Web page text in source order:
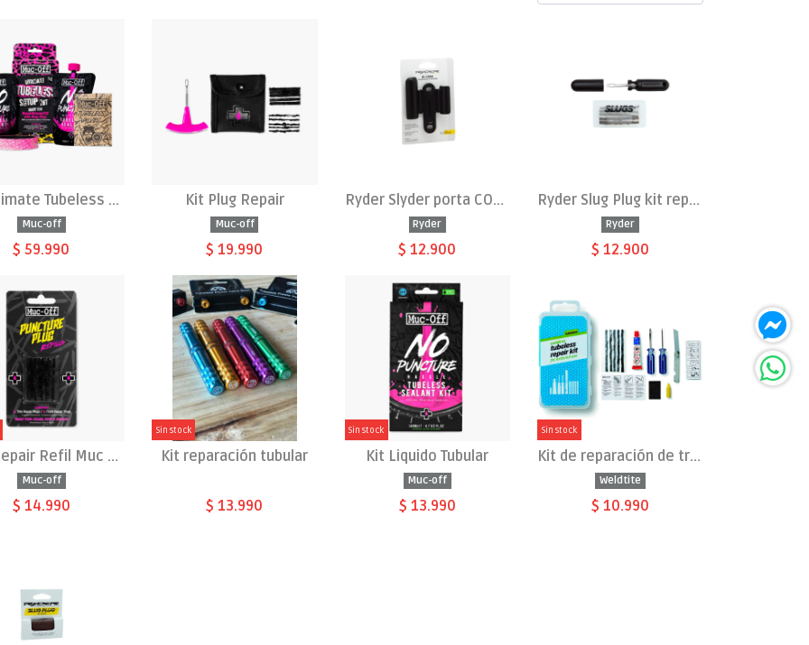
Kit Ultimate Tubeless Setup
Muc-off
$ 59.990
Kit Plug Repair
Muc-off
$ 19.990
Ryder Slyder porta CO2 y herramienta
Ryder
$ 12.900
Ryder Slug Plug kit reparacion tubular
Ryder
$ 12.900
Plug Repair Refil Muc Off Pack 5
Muc-off
$ 14.990
Sin stock
Kit reparación tubular
$ 13.990
Sin stock
Kit Liquido Tubular
Muc-off
$ 13.990
Sin stock
Kit de reparación de tripas
Weldtite
$ 10.990